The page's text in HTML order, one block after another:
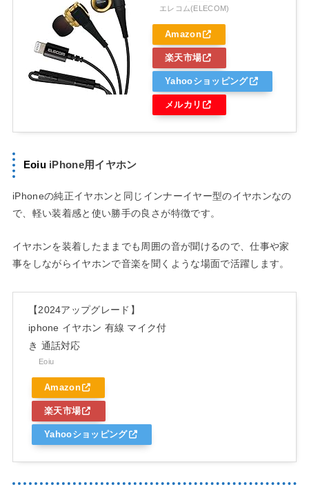
エレコム(ELECOM)
Amazon
楽天市場
Yahooショッピング
メルカリ
EoiuiPhone用イヤホン
iPhoneの純正イヤホンと同じインナーイヤー型のイヤホンなの
で、軽い装着感と使い勝手の良さが特徴です。
イヤホンを装着したままでも周囲の音が聞けるので、仕事や家
事をしながらイヤホンで音楽を聞くような場面で活躍します。
【2024アップグレード】
iphone イヤホン 有線 マイク付
き 通話対応
Eoiu
Amazon
楽天市場
Yahooショッピング